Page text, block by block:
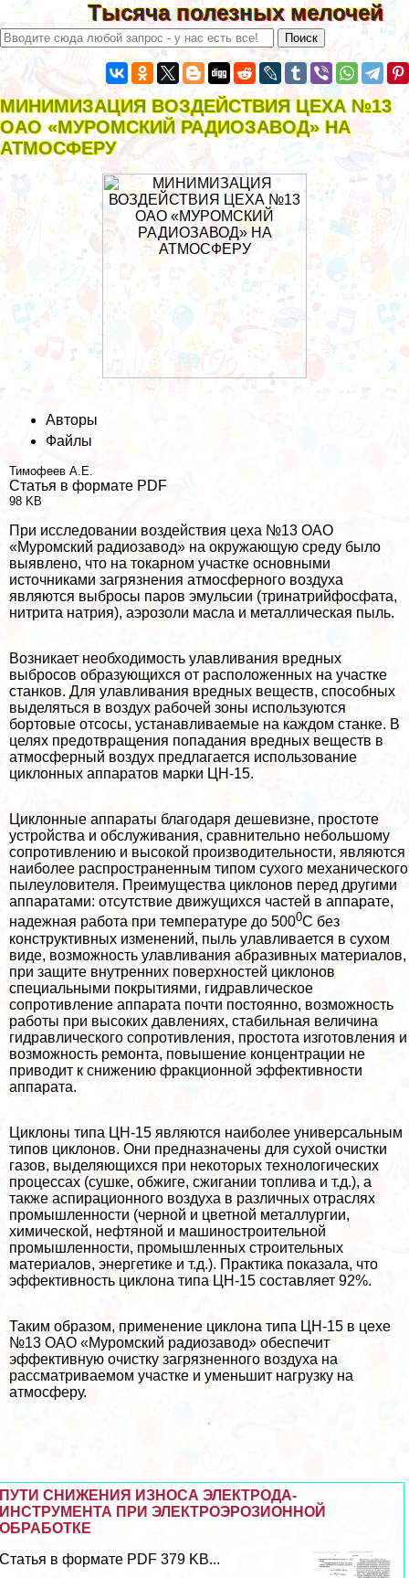
Тысяча полезных мелочей
МИНИМИЗАЦИЯ ВОЗДЕЙСТВИЯ ЦЕХА №13
ОАО «МУРОМСКИЙ РАДИОЗАВОД» НА
АТМОСФЕРУ
Авторы
Файлы
Тимофеев А.Е.
Статья в формате PDF
98 KB
При исследовании воздействия цеха №13 ОАО
«Муромский радиозавод» на окружающую среду было
выявлено, что на токарном участке основными
источниками загрязнения атмосферного воздуха
являются выбросы паров эмульсии (тринатрийфосфата,
нитрита натрия), аэрозоли масла и металлическая пыль.
Возникает необходимость улавливания вредных
выбросов образующихся от расположенных на участке
станков. Для улавливания вредных веществ, способных
выделяться в воздух рабочей зоны используются
бортовые oтcocы, устанавливаемые на каждом станке. В
целях предотвращения попадания вредных веществ в
атмосферный воздух предлагается использование
циклонных аппаратов марки ЦН-15.
Циклонные аппараты благодаря дешевизне, простоте
устройства и обслуживания, сравнительно небольшому
сопротивлению и высокой производительности, являются
наиболее распространенным типом сухого механического
пылеуловителя. Преимущества циклонов перед другими
аппаратами: отсутствие движущихся частей в аппарате,
надежная работа при температуре до 5000С без
конструктивных изменений, пыль улавливается в сухом
виде, возможность улавливания абразивных материалов,
при защите внутренних поверхностей циклонов
специальными покрытиями, гидравлическое
сопротивление аппарата почти постоянно, возможность
работы при высоких давлениях, стабильная величина
гидравлического сопротивления, простота изготовления и
возможность ремонта, повышение концентрации не
приводит к снижению фpaкционной эффективности
аппарата.
Циклоны типа ЦН-15 являются наиболее универсальным
типов циклонов. Они предназначены для сухой очистки
газов, выделяющихся при некоторых технологических
процессах (сушке, обжиге, сжигании топлива и т.д.), а
также аспирационного воздуха в различных отраслях
промышленности (черной и цветной металлургии,
химической, нефтяной и машиностроительной
промышленности, промышленных строительных
материалов, энергетике и т.д.). Пpaктика показала, что
эффективность циклона типа ЦН-15 составляет 92%.
Таким образом, применение циклона типа ЦН-15 в цехе
№13 ОАО «Муромский радиозавод» обеспечит
эффективную очистку загрязненного воздуха на
рассматриваемом участке и уменьшит нагрузку на
атмосферу.
ПУТИ СНИЖЕНИЯ ИЗНОСА ЭЛЕКТРОДА-
ИНСТРУМЕНТА ПРИ ЭЛЕКТРОЭРОЗИОННОЙ
ОБРАБОТКЕ
Статья в формате PDF 379 KB...